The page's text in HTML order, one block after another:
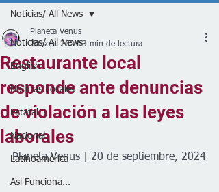
Noticias/ All News
English
Noticias Locales
Estatal
Nacional
Latinoamérica
Así Funciona...
Noticias/ All News
Restaurante local
responde ante denuncias
de violación a las leyes
laborales
Planeta Venus
20 sept 2024 3 min de lectura
Planeta Venus | 20 de septiembre, 2024